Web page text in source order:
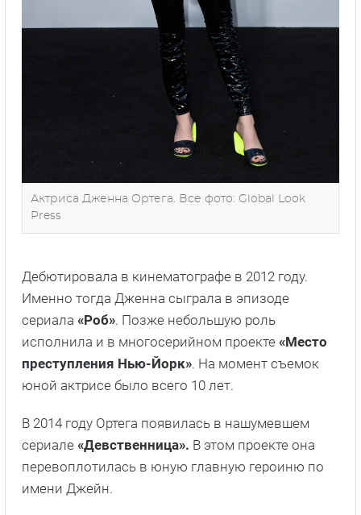
Актриса Дженна Ортега. Все фото: Global Look
Press
Дебютировала в кинематографе в 2012 году.
Именно тогда Дженна сыграла в эпизоде
сериала «Роб». Позже небольшую роль
исполнила и в многосерийном проекте «Место
преступления Нью-Йорк». На момент съемок
юной актрисе было всего 10 лет.
В 2014 году Ортега появилась в нашумевшем
сериале «Девственница». В этом проекте она
перевоплотилась в юную главную героиню по
имени Джейн.